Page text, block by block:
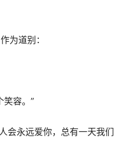
为道别：
笑容。”
会永远爱你，总有一天我们